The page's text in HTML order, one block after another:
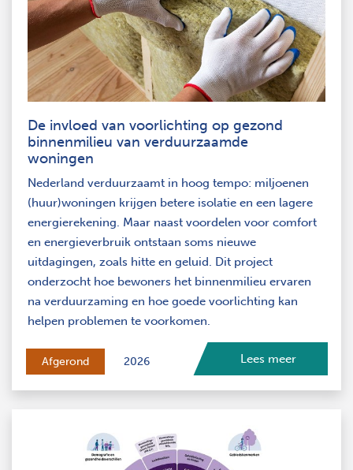
De invloed van voorlichting op gezond
binnenmilieu van verduurzaamde
woningen
Nederland verduurzaamt in hoog tempo: miljoenen
(huur)woningen krijgen betere isolatie en een lagere
energierekening. Maar naast voordelen voor comfort
en energieverbruik ontstaan soms nieuwe
uitdagingen, zoals hitte en geluid. Dit project
onderzocht hoe bewoners het binnenmilieu ervaren
na verduurzaming en hoe goede voorlichting kan
helpen problemen te voorkomen.
Afgerond 2026 Lees meer